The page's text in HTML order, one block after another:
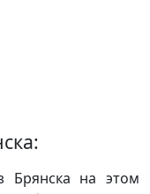
Брянска на этом